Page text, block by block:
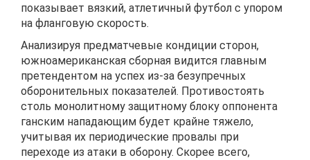
показывает вязкий, атлетичный футбол с упором
на фланговую скорость.
Анализируя предматчевые кондиции сторон,
южноамериканская сборная видится главным
претендентом на успех из-за безупречных
оборонительных показателей. Противостоять
столь монолитному защитному блоку оппонента
ганским нападающим будет крайне тяжело,
учитывая их периодические провалы при
переходе из атаки в оборону. Скорее всего,